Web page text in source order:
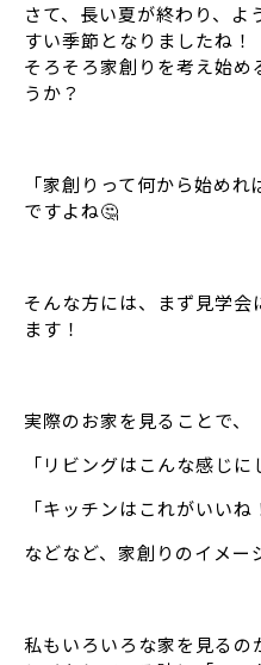
さて、長い夏が終わり、よ
すい季節となりましたね！
そろそろ家創りを考え始め
うか？
「家創りって何から始め
ですよね🤔
そんな方には、まず見学
ます！
実際のお家を見ることで、
「リビングはこんな感じに
「キッチンはこれがいいね
などなど、家創りのイメー
私もいろいろな家を見るの